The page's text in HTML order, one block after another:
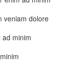
veniam dolore
minim